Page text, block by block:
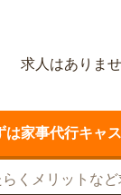
求人はありま
は家事代行キャ
くメリットな